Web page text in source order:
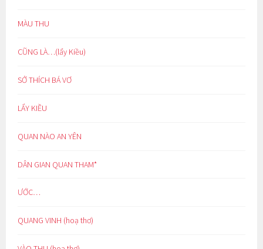
MÀU THU
CŨNG LÀ…(lẩy Kiều)
SỞ THÍCH BÁ VƠ
LẨY KIỀU
QUAN NÀO AN YÊN
DÂN GIAN QUAN THAM*
ƯỚC…
QUANG VINH (hoạ thơ)